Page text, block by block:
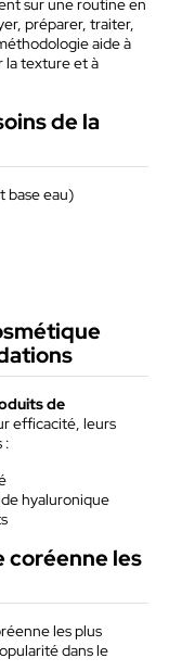
préparer, traiter,
aide à
la texture et à
de la
base eau)
de
efficacité, leurs
:
hyaluronique
coréenne les
les plus
dans le